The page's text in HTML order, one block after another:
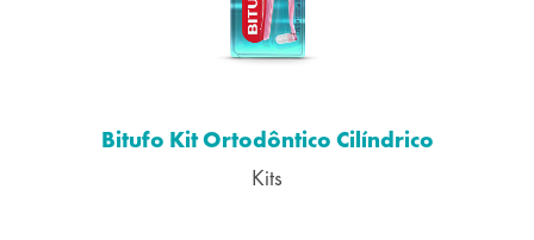
Bitufo Kit Ortodôntico Cilíndrico
Kits